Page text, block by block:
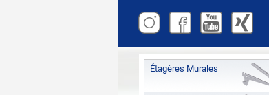
Étagères Murales